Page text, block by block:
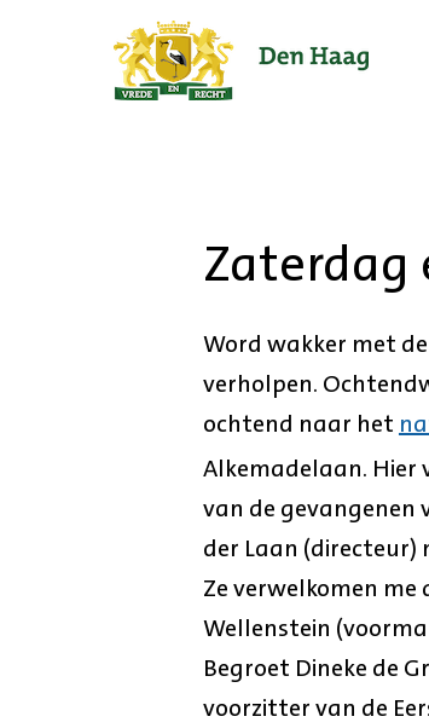
Ga
naar
Zaterdag
Word wakker met
verholpen.
ochtend naar het
Alkemadelaan. Hier
van de gevangenen
der Laan (directeur)
Ze verwelkomen
Wellenstein
Begroet Dineke de
voorzitter van de